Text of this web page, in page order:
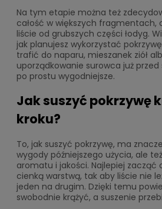
Na tym etapie można też
całość w większych fragmentach,
liście od grubszych części łodyg.
jak planujesz wykorzystać
trafić do naparu, mieszanek ziół
uporządkowanie surowca już
po prostu wygodniejsze.
Jak suszyć pokrzywę
kroku?
To, jak suszyć pokrzywę, ma
wygody późniejszego użycia, ale
aromatu i jakości. Najlepiej zacząć
cienką warstwą, tak aby liście nie
jeden na drugim. Dzięki temu
swobodnie krążyć, a suszenie